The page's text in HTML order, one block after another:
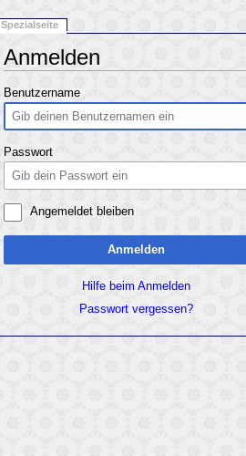
Anmelden
Benutzername
Passwort
Angemeldet bleiben
Anmelden
Hilfe beim Anmelden
Passwort vergessen?
Spezialseite